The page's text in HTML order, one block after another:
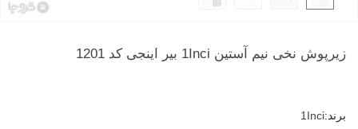
زیرپوش نخی نیم آستین 1Inci بیر اینجی کد 1201
برند:1Inci